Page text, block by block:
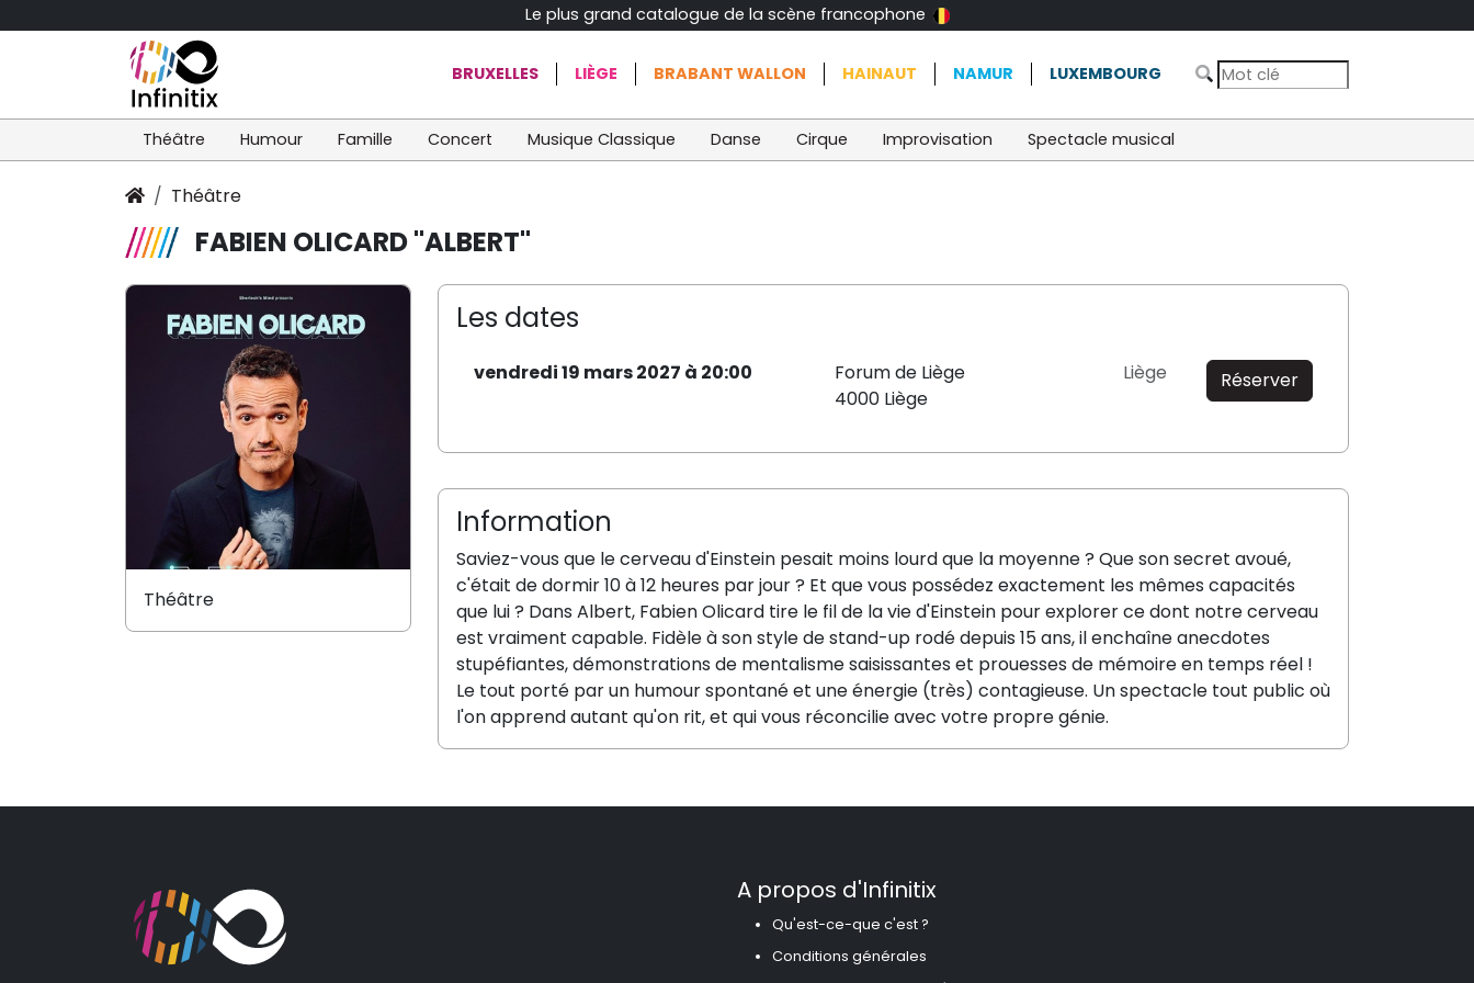
Le plus grand catalogue de la scène francophone
BRUXELLES LIÈGE BRABANT WALLON HAINAUT NAMUR LUXEMBOURG
Théâtre Humour Famille Concert Musique Classique Danse Cirque Improvisation Spectacle musical
Théâtre
FABIEN OLICARD "ALBERT"
Les dates
vendredi 19 mars 2027 à 20:00
Forum de Liège
4000 Liège
Liège Réserver
Information
Saviez-vous que le cerveau d'Einstein pesait moins lourd que la moyenne ? Que son secret avoué,
c'était de dormir 10 à 12 heures par jour ? Et que vous possédez exactement les mêmes capacités
que lui ? Dans Albert, Fabien Olicard tire le fil de la vie d'Einstein pour explorer ce dont notre cerveau
est vraiment capable. Fidèle à son style de stand-up rodé depuis 15 ans, il enchaîne anecdotes
stupéfiantes, démonstrations de mentalisme saisissantes et prouesses de mémoire en temps réel !
Le tout porté par un humour spontané et une énergie (très) contagieuse. Un spectacle tout public où
l'on apprend autant qu'on rit, et qui vous réconcilie avec votre propre génie.
Théâtre
A propos d'Infinitix
Qu'est-ce-que c'est ?
Conditions générales